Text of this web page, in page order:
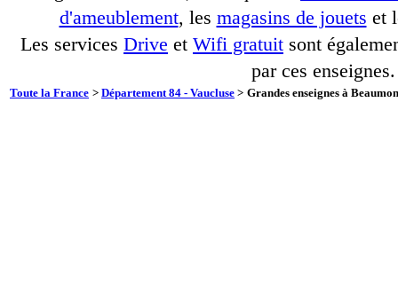
d'ameublement, les magasins de jouets et
Les services Drive et Wifi gratuit sont
par ces enseignes.
Toute la France > Département 84 - Vaucluse > Grandes enseignes à